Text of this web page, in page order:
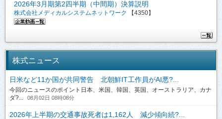
2026年3月期第2四半期（中間期）決算説明
株式会社メディカルシステムネットワーク 【4350】
株式ニュース
日米など11か国が共同警告 北朝鮮IT工作員がAI悪?...
今回のニュースのポイント日本、米国、韓国、英国、オーストラリア、カナ
ダ?...
08月02日 08時08分
2026年上半期の交通事故死者は1,162人 減少傾向続?...